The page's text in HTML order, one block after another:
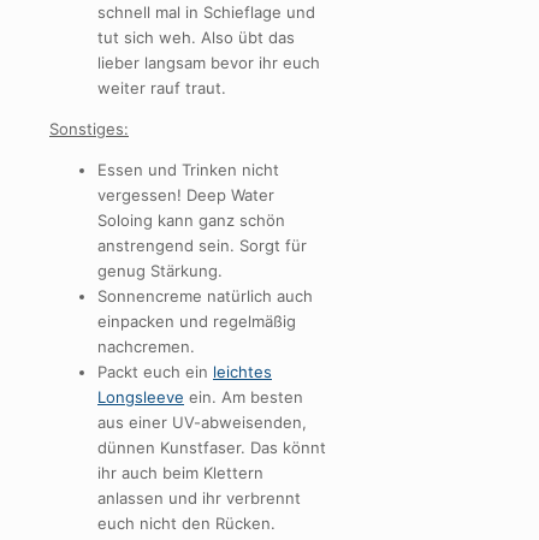
schnell mal in Schieflage und
tut sich weh. Also übt das
lieber langsam bevor ihr euch
weiter rauf traut.
Sonstiges:
Essen und Trinken nicht
vergessen! Deep Water
Soloing kann ganz schön
anstrengend sein. Sorgt für
genug Stärkung.
Sonnencreme natürlich auch
einpacken und regelmäßig
nachcremen.
Packt euch ein leichtes
Longsleeve ein. Am besten
aus einer UV-abweisenden,
dünnen Kunstfaser. Das könnt
ihr auch beim Klettern
anlassen und ihr verbrennt
euch nicht den Rücken.